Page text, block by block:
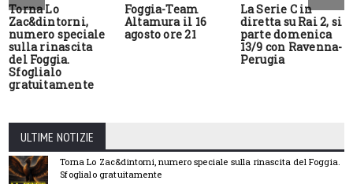
Torna Lo
Zac&dintorni,
numero speciale
sulla rinascita
del Foggia.
Sfoglialo
gratuitamente
Foggia-Team
Altamura il 16
agosto ore 21
La Serie C in
diretta su Rai 2, si
parte domenica
13/9 con Ravenna-
Perugia
ULTIME NOTIZIE
Torna Lo Zac&dintorni, numero speciale sulla rinascita del Foggia.
Sfoglialo gratuitamente